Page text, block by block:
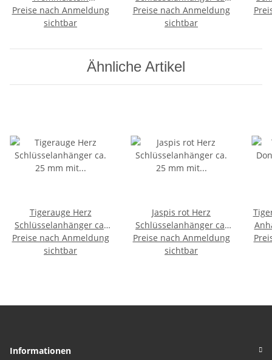
Schlüsselanhänger ca.
20-25 mm mit Kette und
Preise nach Anmeldung
sichtbar
20-25 mm mit Kette und
Schlüsselring
Preise nach Anmeldung
sichtbar
20-
Ähnliche Artikel
Tigerauge Herz
Schlüsselanhänger ca.
25 mm mit Kette und
Schlüsselring ca. 85 mm
Preise nach Anmeldung
sichtbar
Jaspis rot Herz
Schlüsselanhänger ca.
25 mm mit Kette und
Schlüsselring ca. 85 mm
Preise nach Anmeldung
sichtbar
Informationen